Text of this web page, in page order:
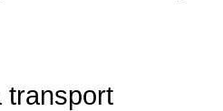
transport